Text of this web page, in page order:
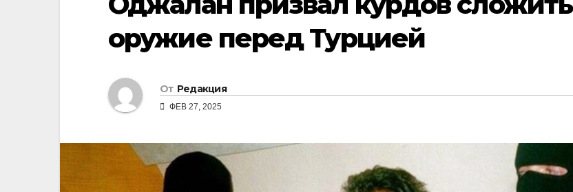
оружие перед Турцией
От Редакция
ФЕВ 27, 2025